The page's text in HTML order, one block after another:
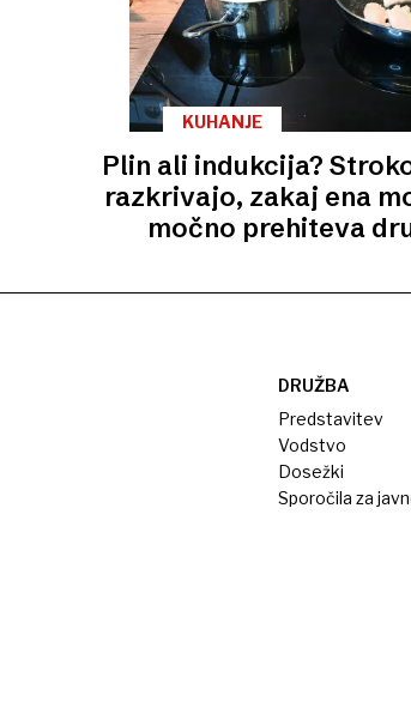
KUHANJE
Plin ali indukcija?
razkrivajo, zakaj ena
močno prehiteva
DRUŽBA
Predstavitev
Vodstvo
Dosežki
Sporočila za